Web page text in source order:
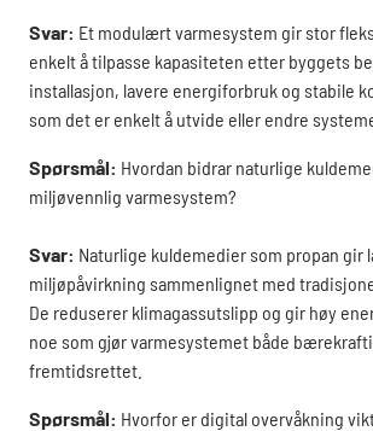
Svar: Et modulært varmesystem gir stor
enkelt å tilpasse kapasiteten etter byggets
installasjon, lavere energiforbruk og stabile
som det er enkelt å utvide eller endre
Spørsmål: Hvordan bidrar naturlige
miljøvennlig varmesystem?
Svar: Naturlige kuldemedier som propan gir
miljøpåvirkning sammenlignet med
De reduserer klimagassutslipp og gir høy
noe som gjør varmesystemet både
fremtidsrettet.
Spørsmål: Hvorfor er digital overvåkning